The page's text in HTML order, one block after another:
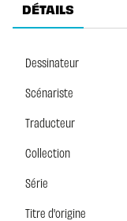
DÉTAILS
Dessinateur
Scénariste
Traducteur
Collection
Série
Titre d'origine